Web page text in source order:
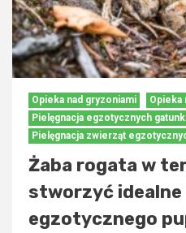
Opieka nad gryzoniami
Opieka
Pielęgnacja egzotycznych
Pielęgnacja zwierząt
Żaba rogata w
stworzyć idealne
egzotycznego